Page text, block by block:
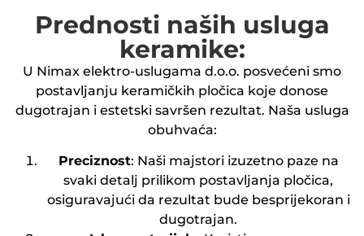
Prednosti naših usluga
keramike:
U Nimax elektro-uslugama d.o.o. posvećeni smo
postavljanju keramičkih pločica koje donose
dugotrajan i estetski savršen rezultat. Naša usluga
obuhvaća:
Preciznost: Naši majstori izuzetno paze na
svaki detalj prilikom postavljanja pločica,
osiguravajući da rezultat bude besprijekoran i
dugotrajan.